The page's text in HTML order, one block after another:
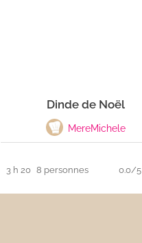
Dinde de Noël
MereMichele
3 h 20 8 personnes 0.0/5